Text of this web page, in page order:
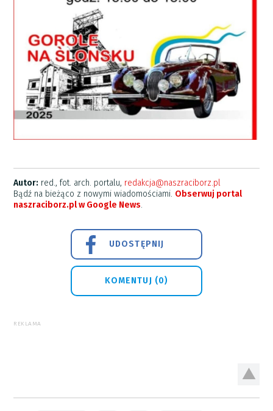
Autor: red., fot. arch. portalu, redakcja@naszraciborz.pl
Bądź na bieżąco z nowymi wiadomościami. Obserwuj portal
naszraciborz.pl w Google News.
UDOSTĘPNIJ
KOMENTUJ (0)
REKLAMA